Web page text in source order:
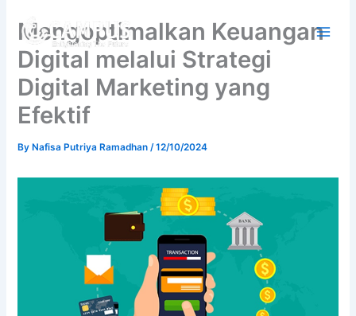
content
Mengoptimalkan Keuangan
Digital melalui Strategi
Digital Marketing yang
Efektif
ByNafisa Putriya Ramadhan/12/10/2024